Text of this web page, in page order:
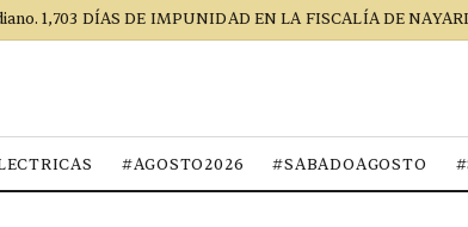
1,703 DÍAS DE IMPUNIDAD EN LA FISCALÍA DE
#AGOSTO2026 #SABADOAGOSTO